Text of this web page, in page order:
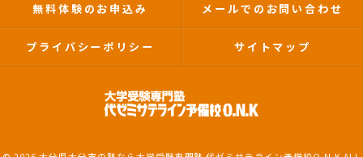
無料体験のお申込み メールでのお問い合わせ
プライバシーポリシー サイトマップ